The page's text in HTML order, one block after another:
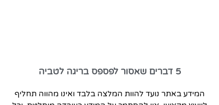
5 דברים שאסור לפספס בריגה לטביה
המידע באתר נועד להוות המלצה בלבד ואינו מהווה תחליף